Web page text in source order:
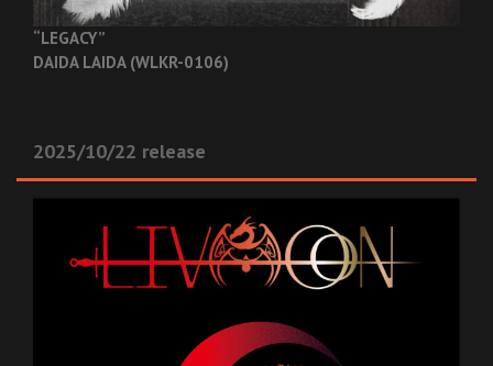
“LEGACY”
DAIDA LAIDA (WLKR-0106)
2025/10/22 release